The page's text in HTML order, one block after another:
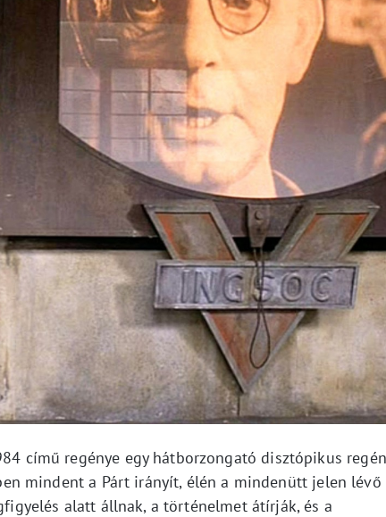
című regénye egy hátborzongató disztópikus
mindent a Párt irányít, élén a mindenütt jelen lévő
alatt állnak, a történelmet átírják, és a